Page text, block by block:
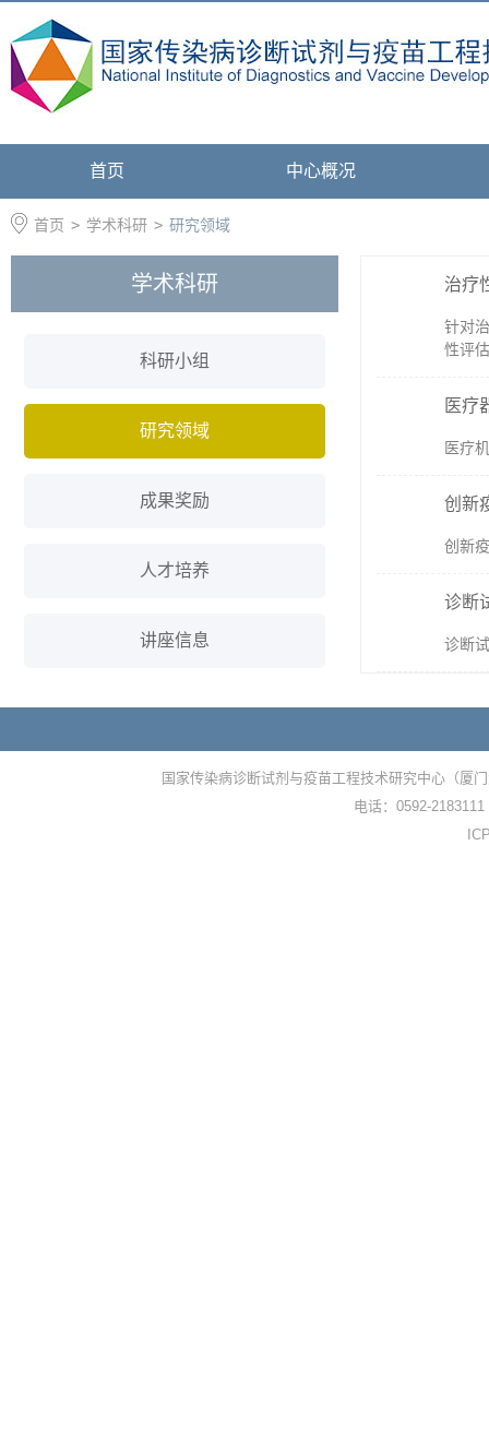
首页 中心概况
首页 > 学术科研 > 研究领域
学术科研
科研小组
研究领域
成果奖励
人才培养
讲座信息
治疗
针对
性评
医疗
医疗
创新
创新
诊断
诊断
国家传染病诊断试剂与疫苗工程技术研究中心（厦
电话：0592-